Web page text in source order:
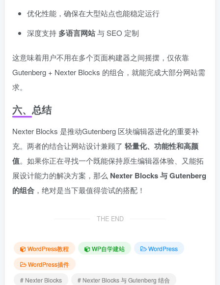
优化性能，确保在大型站点也能稳定运行
深度支持 多语言网站与 SEO 定制
这意味着用户不用在多个页面构建器之间摇摆，仅依靠
Gutenberg + Nexter Blocks 的组合，就能完成大部分网站需
求。
六、总结
Nexter Blocks 是推动Gutenberg 区块编辑器进化的重要补
充。两者的结合让网站设计兼顾了 轻量化、功能性和高颜
值。如果你正在寻找一个既能保持原生编辑器体验、又能拓
展设计能力的解决方案，那么 Nexter Blocks 与 Gutenberg
的组合 ，绝对是当下最值得尝试的搭配！
THE END
WordPress教程 WP自学建站
WordPress
WordPress插件
# Nexter Blocks
# Nexter Blocks 与 Gutenberg 结合